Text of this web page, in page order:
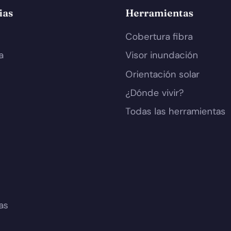
Herramientas
Cobertura fibra
Visor inundación
Orientación solar
¿Dónde vivir?
Todas las herramientas